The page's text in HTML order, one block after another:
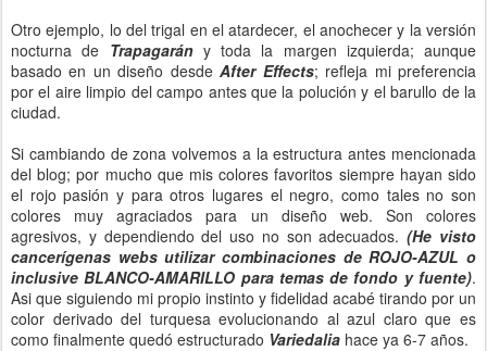
Otro ejemplo, lo del trigal en el atardecer, el anochecer y la versión
nocturna de Trapagarán y toda la margen izquierda; aunque
basado en un diseño desdeAfter Effects; refleja mi preferencia
por el aire limpio del campo antes que la polución y el barullo de la
ciudad.
Si cambiando de zona volvemos a la estructura antes mencionada
del blog; por mucho que mis colores favoritos siempre hayan sido
el rojo pasión y para otros lugares el negro, como tales no son
colores muy agraciados para un diseño web. Son colores
agresivos, y dependiendo del uso no son adecuados.(He visto
cancerígenas webs utilizar combinaciones de ROJO-AZUL o
inclusive BLANCO-AMARILLO para temas de fondo y fuente).
Asi que siguiendo mi propio instinto y fidelidad acabé tirando por un
color derivado del turquesa evolucionando al azul claro que es
como finalmente quedó estructurado Variedalia hace ya 6-7 años.